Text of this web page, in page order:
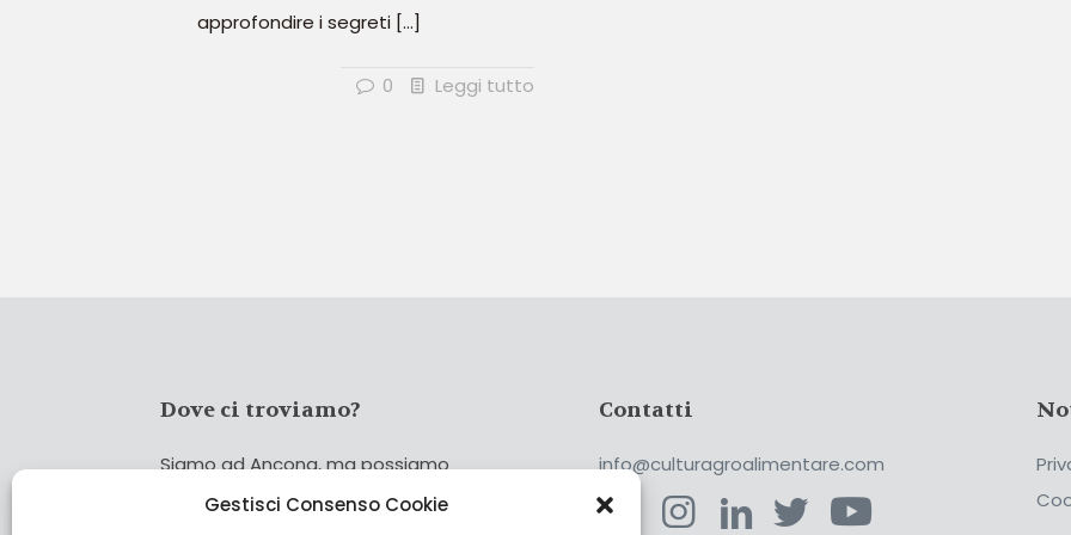
Gestisci Consenso Cookie
approfondire i segreti[…]
0 Leggi tutto
Dove ci troviamo?
Siamo ad Ancona, ma possiamo
coprire tutta Italia!
Contatti
info@culturagroalimentare.com